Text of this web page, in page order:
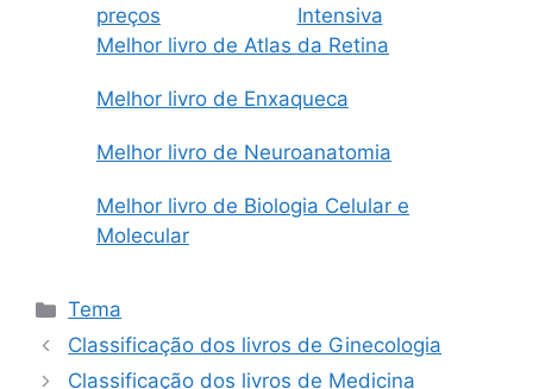
preços
Intensiva
Melhor livro de Atlas da Retina
Melhor livro de Enxaqueca
Melhor livro de Neuroanatomia
Melhor livro de Biologia Celular e
Molecular
Categorias
Tema
Classificação dos livros de Ginecologia
Classificação dos livros de Medicina